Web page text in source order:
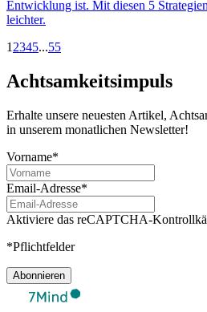
Entwicklung ist. Mit diesen 5
leichter.
1 2345...55
Achtsamkeitsimpuls
Erhalte unsere neuesten Artikel,
in unserem monatlichen Newsletter!
Vorname*
Email-Adresse*
Aktiviere das reCAPTCHA-
*Pflichtfelder
Abonnieren